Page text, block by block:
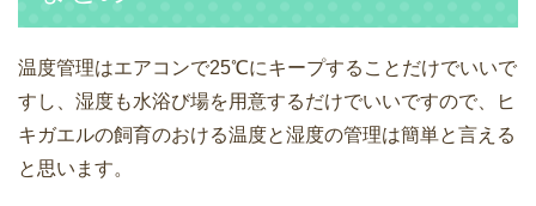
温度管理はエアコンで25℃にキープすることだけでいいで
すし、湿度も水浴び場を用意するだけでいいですので、ヒ
キガエルの飼育のおける温度と湿度の管理は簡単と言える
と思います。